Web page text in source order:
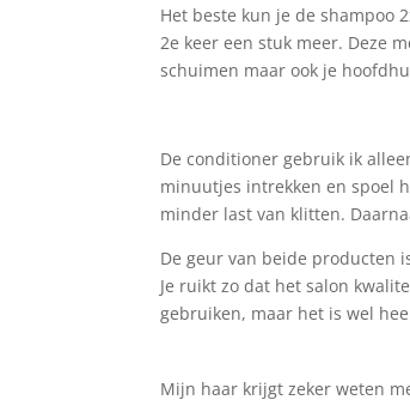
Het beste kun je de shampoo
2e keer een stuk meer. Deze
schuimen maar ook je
De conditioner gebruik ik
minuutjes intrekken en spoel
minder last van klitten.
De geur van beide producten
Je ruikt zo dat het salon
gebruiken, maar het is wel
Mijn haar krijgt zeker weten